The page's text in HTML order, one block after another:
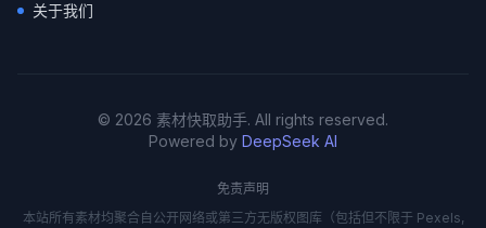
关于我们
© 2026 素材快取助手. All rights reserved.
Powered by DeepSeek AI
免责声明
本站所有素材均聚合自公开网络或第三方无版权图库（包括但不限于 Pexels,